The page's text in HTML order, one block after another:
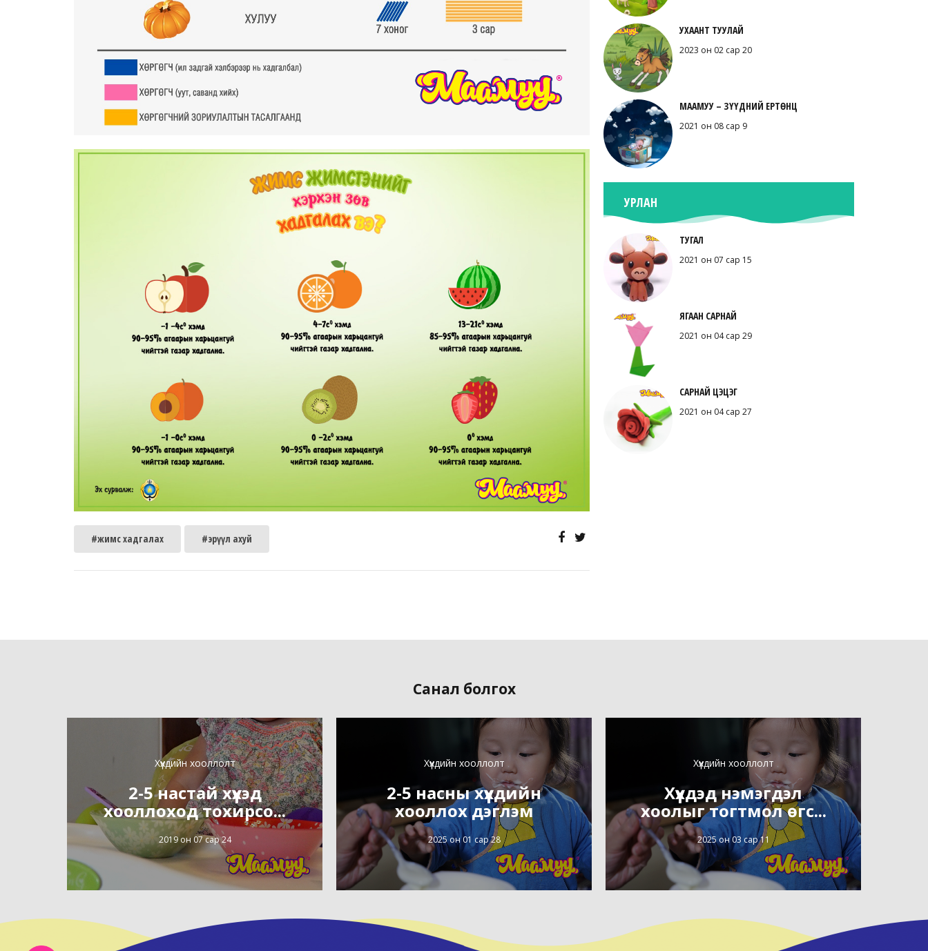
#жимс хадгалах #эрүүл ахуй
УХААНТ ТУУЛАЙ
2023 он 02 сар 20
МААМУУ – ЗҮҮДНИЙ ЕРТӨНЦ
2021 он 08 сар 9
УРЛАН
ТУГАЛ
2021 он 07 сар 15
ЯГААН САРНАЙ
2021 он 04 сар 29
САРНАЙ ЦЭЦЭГ
2021 он 04 сар 27
Санал болгох
Хүүхдийн хооллолт
2-5 настай хүүхэд
хооллоход тохирсо...
2019 он 07 сар 24
Хүүхдийн хооллолт
2-5 насны хүүхдийн
хооллох дэглэм
2025 он 01 сар 28
Хүүхдийн хооллолт
Хүүхдэд нэмэгдэл
хоолыг тогтмол өгс...
2025 он 03 сар 11